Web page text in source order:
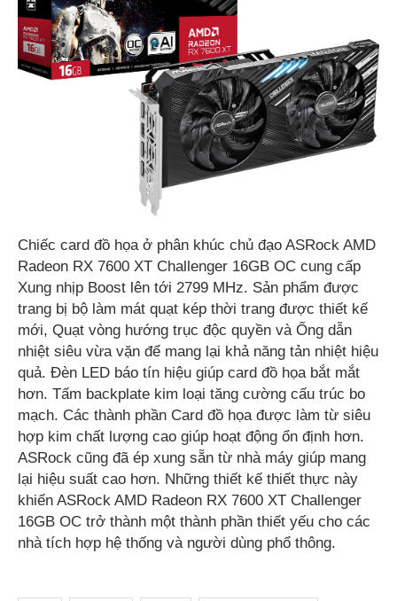
Chiếc card đồ họa ở phân khúc chủ đạo ASRock AMD
Radeon RX 7600 XT Challenger 16GB OC cung cấp
Xung nhịp Boost lên tới 2799 MHz. Sản phẩm được
trang bị bộ làm mát quạt kép thời trang được thiết kế
mới, Quạt vòng hướng trục độc quyền và Ống dẫn
nhiệt siêu vừa vặn để mang lại khả năng tản nhiệt hiệu
quả. Đèn LED báo tín hiệu giúp card đồ họa bắt mắt
hơn. Tấm backplate kim loại tăng cường cấu trúc bo
mạch. Các thành phần Card đồ họa được làm từ siêu
hợp kim chất lượng cao giúp hoạt động ổn định hơn.
ASRock cũng đã ép xung sẵn từ nhà máy giúp mang
lại hiệu suất cao hơn. Những thiết kế thiết thực này
khiến ASRock AMD Radeon RX 7600 XT Challenger
16GB OC trở thành một thành phần thiết yếu cho các
nhà tích hợp hệ thống và người dùng phổ thông.